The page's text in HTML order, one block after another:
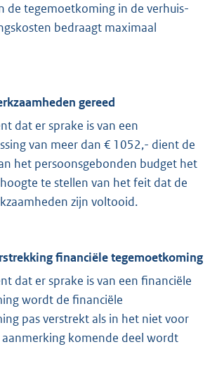
de tegemoetkoming in de verhuis-
bedraagt maximaal
gereed
dat er sprake is van een
van meer dan € 1052,- dient de
het persoonsgebonden budget het
te stellen van het feit dat de
zijn voltooid.
financiële tegemoetkoming
dat er sprake is van een financiële
wordt de financiële
pas verstrekt als in het niet voor
komende deel wordt